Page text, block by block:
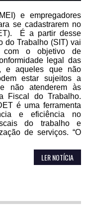
e empregadores
se cadastrarem no
É a partir desse
do Trabalho (SIT) vai
com o objetivo de
legal das
e aqueles que não
estar sujeitos a
não atenderem às
Fiscal do Trabalho.
é uma ferramenta
e eficiência no
do trabalho e
de serviços. “O
LER NOTÍCIA